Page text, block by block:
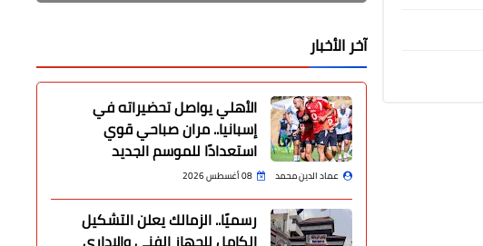
آخر الأخبار
الأهلي يواصل تحضيراته في
إسبانيا.. مران صباحي قوي
استعدادًا للموسم الجديد
عماد الدين محمد 08 أغسطس 2026
رسميًا.. الزمالك يعلن التشكيل